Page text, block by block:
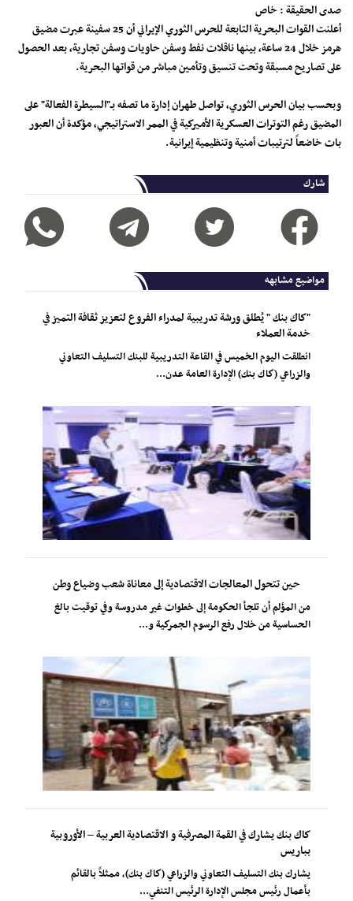
صدى الحقيقة : خاص
أعلنت القوات البحرية التابعة للحرس الثوري الإيراني أن 25 سفينة عبرت مضيق
هرمز خلال 24 ساعة، بينها ناقلات نفط وسفن حاويات وسفن تجارية، بعد الحصول
على تصاريح مسبقة وتحت تنسيق وتأمين مباشر من قواتها البحرية.
وبحسب بيان الحرس الثوري، تواصل طهران إدارة ما تصفه بـ"السيطرة الفعالة" على
المضيق رغم التوترات العسكرية الأميركية في الممر الاستراتيجي، مؤكدة أن العبور
بات خاضعاً لترتيبات أمنية وتنظيمية إيرانية.
شارك
مواضيع مشابهه
"كاك بنك " يُطلق ورشة تدريبية لمدراء الفروع لتعزيز ثقافة التميز في
خدمة العملاء
انطلقت اليوم الخميس في القاعة التدريبية للبنك التسليف التعاوني
والزراعي (كاك بنك) الإدارة العامة عدن...
حين تتحول المعالجات الاقتصادية إلى معاناة شعب وضياع وطن
من المؤلم أن تلجأ الحكومة إلى خطوات غير مدروسة وفي توقيت بالغ
الحساسية من خلال رفع الرسوم الجمركية و...
كاك بنك يشارك في القمة المصرفية و الاقتصادية العربية – الأوروبية
بباريس
يشارك بنك التسليف التعاوني والزراعي (كاك بنك)، ممثلاً بالقائم
بأعمال رئيس مجلس الإدارة الرئيس التنفي...